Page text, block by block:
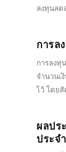
ลงทุนลด
การล
การลงทุ
จำนวนเ
ไว้ โดย
ผลปร
ประจำ